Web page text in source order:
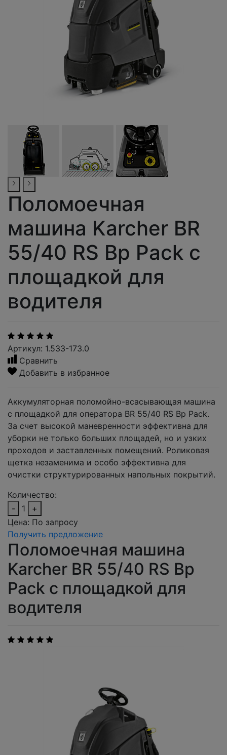
Поломоечная
машина Karcher BR
55/40 RS Bp Pack с
площадкой для
водителя
Артикул: 1.533-173.0
Сравнить
Добавить в избранное
Аккумуляторная поломойно-всасывающая машина
с площадкой для оператора BR 55/40 RS Bp Pack.
За счет высокой маневренности эффективна для
уборки не только больших площадей, но и узких
проходов и заставленных помещений. Роликовая
щетка незаменима и особо эффективна для
очистки структурированных напольных покрытий.
Количество:
-
1
+
Цена: По запросу
Получить предложение
Поломоечная машина
Karcher BR 55/40 RS Bp
Pack с площадкой для
водителя